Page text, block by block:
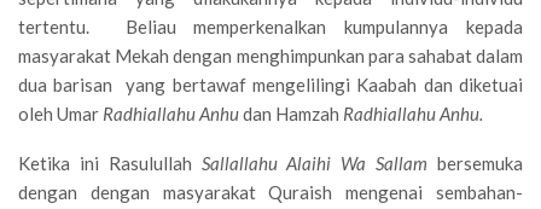
tertentu. Beliau memperkenalkan kumpulannya kepada
masyarakat Mekah dengan menghimpunkan para sahabat dalam
dua barisan yang bertawaf mengelilingi Kaabah dan diketuai
oleh Umar Radhiallahu Anhudan Hamzah Radhiallahu Anhu.
Ketika ini Rasulullah Sallallahu Alaihi Wa Sallam bersemuka
dengan dengan masyarakat Quraish mengenai sembahan-